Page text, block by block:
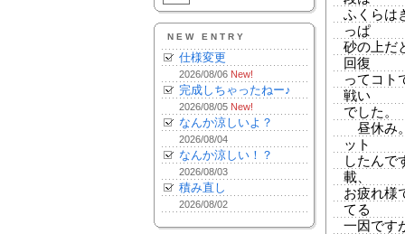
NEW ENTRY
仕様変更
2026/08/06 New!
完成しちゃったねー♪
2026/08/05 New!
なんか涼しいよ？
2026/08/04
なんか涼しい！？
2026/08/03
積み直し
2026/08/02
ふくらは
っぱ
砂の上だ
回復
ってコト
戦い
でした。
昼休み
ット
したんで
載、
お疲れ様
てる
一因です